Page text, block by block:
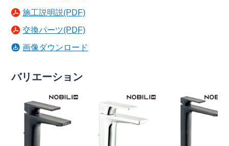
施工説明説(PDF)
交換パーツ(PDF)
画像ダウンロード
バリエーション